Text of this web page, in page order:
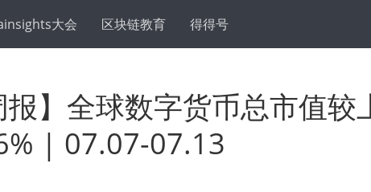
大会 区块链教育 得得号
报】全球数字货币总市值较
| 07.07-07.13